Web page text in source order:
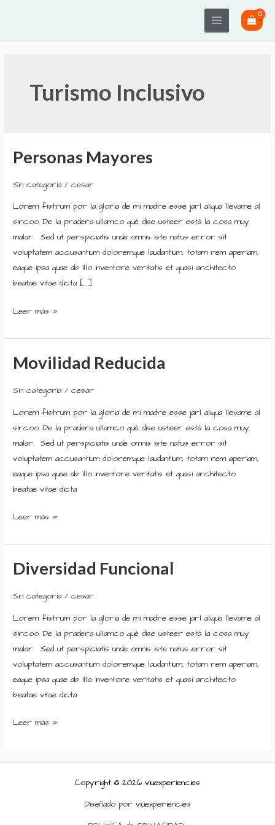
Main
Menu
Turismo Inclusivo
Personas Mayores
Sin categoría /cesar
Lorem fistrum por la gloria de mi madre esse jarl aliqua llevame al
sircoo. De la pradera ullamco qué dise usteer está la cosa muy
malar. Sed ut perspiciatis unde omnis iste natus error sit
voluptatem accusantium doloremque laudantium, totam rem aperiam,
eaque ipsa quae ab illo inventore veritatis et quasi architecto
beatae vitae dicta […]
Personas
Leer más »
Movilidad Reducida
Sin categoría /cesar
Lorem fistrum por la gloria de mi madre esse jarl aliqua llevame al
sircoo. De la pradera ullamco qué dise usteer está la cosa muy
malar. Sed ut perspiciatis unde omnis iste natus error sit
voluptatem accusantium doloremque laudantium, totam rem aperiam,
eaque ipsa quae ab illo inventore veritatis et quasi architecto
beatae vitae dicta
Movilidad
Leer más »
Diversidad Funcional
Sin categoría /cesar
Lorem fistrum por la gloria de mi madre esse jarl aliqua llevame al
sircoo. De la pradera ullamco qué dise usteer está la cosa muy
malar. Sed ut perspiciatis unde omnis iste natus error sit
voluptatem accusantium doloremque laudantium, totam rem aperiam,
eaque ipsa quae ab illo inventore veritatis et quasi architecto
beatae vitae dicta
Diversidad
Leer más »
Copyright © 2026 viuexperiencies
Diseñado por viuexperiencies